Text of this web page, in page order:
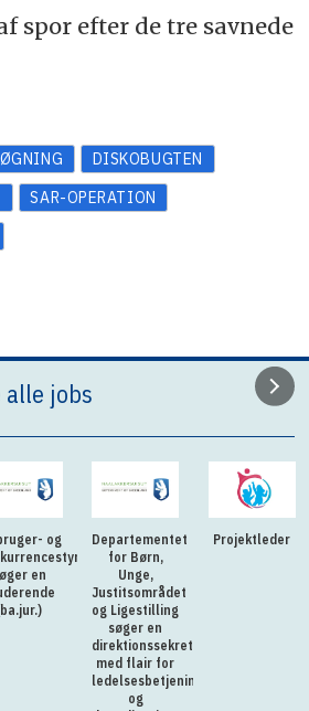
spor efter de tre savnede
DISKOBUGTEN
SAR-OPERATION
alle jobs
og
en
Departementet
for Børn,
Unge,
Justitsområdet
og Ligestilling
søger en
direktionssekretær
med flair for
ledelsesbetjening
og
Projektleder